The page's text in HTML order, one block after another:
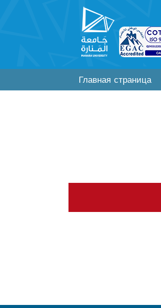
Главная страница